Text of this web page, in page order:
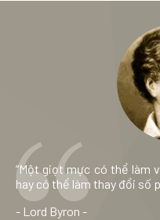
“Một giọt mực có thể làm
hay có thể làm thay đổi số
- Lord Byron -